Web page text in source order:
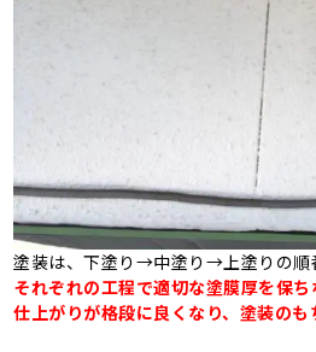
塗装は、下塗り→中塗り→上塗りの順
それぞれの工程で適切な塗膜厚を保ち
仕上がりが格段に良くなり、塗装のも